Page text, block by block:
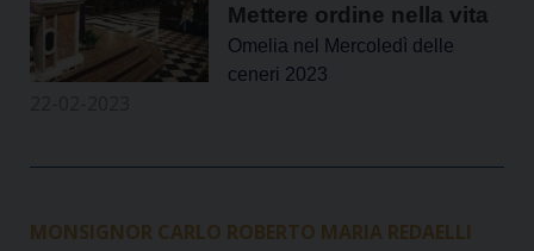
Mettere ordine nella vita
Omelia nel Mercoledì delle
ceneri 2023
MONSIGNOR CARLO ROBERTO MARIA REDAELLI